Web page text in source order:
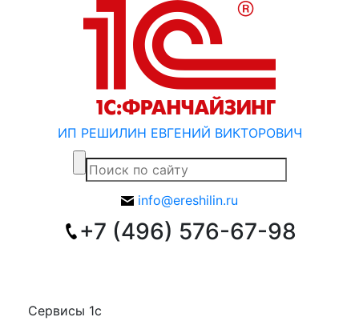
ИП РЕШИЛИН ЕВГЕНИЙ ВИКТОРОВИЧ
info@ereshilin.ru
+7 (496) 576-67-98
Сервисы 1с